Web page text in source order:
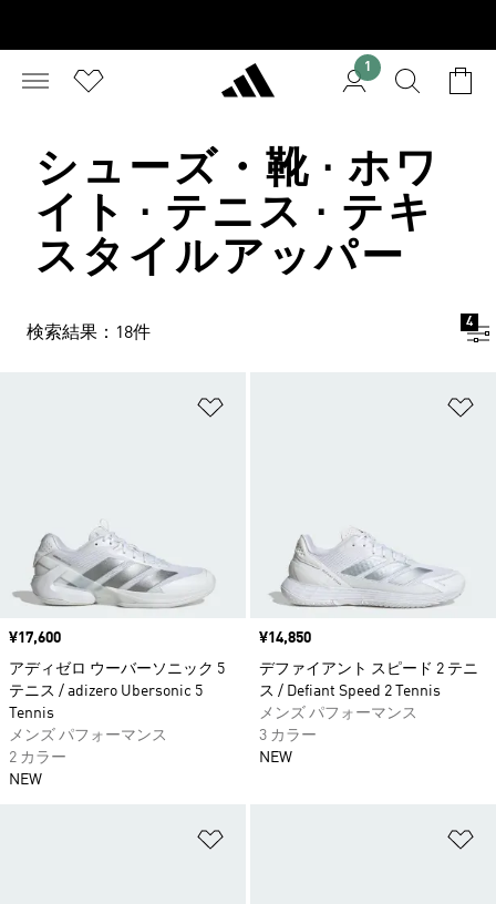
1
シューズ・靴 · ホワ
イト · テニス · テキ
スタイルアッパー
検索結果：18件
4
価格
¥17,600
アディゼロ ウーバーソニック 5
テニス / adizero Ubersonic 5
Tennis
メンズ パフォーマンス
2 カラー
NEW
価格
¥14,850
デファイアント スピード 2 テニ
ス / Defiant Speed 2 Tennis
メンズ パフォーマンス
3 カラー
NEW